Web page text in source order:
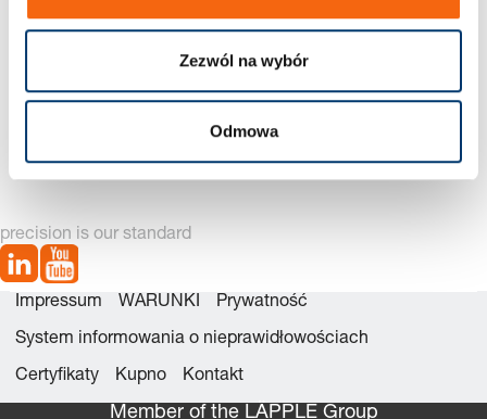
Zezwól na wybór
Odmowa
2053.70. Podkładka oporowa, Brąz z wkładkami grafitowymi
precision is our standard
Impressum WARUNKI Prywatność
System informowania o nieprawidłowościach
Certyfikaty Kupno Kontakt
Member of the LÄPPLE Group